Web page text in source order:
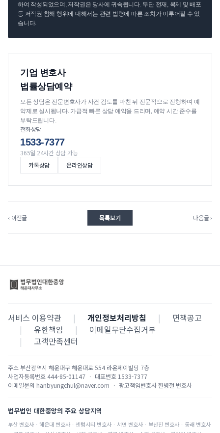
하여 작성되었으며, 저작권은 당사에 귀속됩니다. 무단 전재, 복제 및 배포
등 저작권 침해 행위에 대해서는 관련 법령에 따른 조치가 이루어질 수 있
습니다.
기업 변호사
법률상담예약
모든 상담은 전문변호사가 사건 검토를 마친 뒤 전문적으로 진행하며 예
약제로 실시됩니다. 가급적 빠른 상담 예약을 드리며, 예약 시간 준수를
부탁드립니다.
전화상담
1533-7377
365일 24시간 상담 가능
카톡상담
온라인상담
‹ 이전글 목록보기 다음글 ›
서비스 이용약관 | 개인정보처리방침 |
면책공고
|
유한책임 |
이메일무단수집거부
|
고객만족센터
주소부산광역시 해운대구 해운대로 554 라온제이빌딩 7층
사업자등록번호 444-85-01147 · 대표번호 1533-7377
이메일문의 hanbyungchul@naver.com · 광고책임변호사한병철 변호사
법무법인 대한중앙의 주요 상담지역
부산 변호사 · 해운대 변호사 · 센텀시티 변호사 · 서면 변호사 · 부산진 변호사 · 동래 변호사